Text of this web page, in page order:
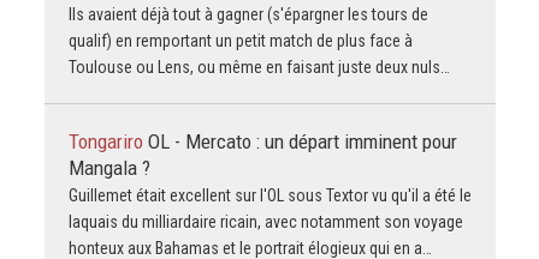
Ils avaient déjà tout à gagner (s'épargner les tours de
qualif) en remportant un petit match de plus face à
Toulouse ou Lens, ou même en faisant juste deux nuls…
Tongariro OL - Mercato : un départ imminent pour
Mangala ?
Guillemet était excellent sur l'OL sous Textor vu qu'il a été le
laquais du milliardaire ricain, avec notamment son voyage
honteux aux Bahamas et le portrait élogieux qui en a…